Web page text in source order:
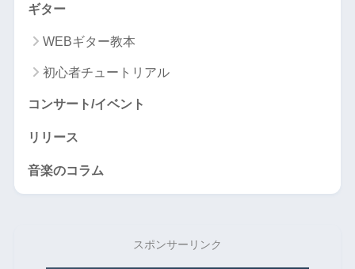
ギター
WEBギター教本
初心者チュートリアル
コンサート/イベント
リリース
音楽のコラム
スポンサーリンク